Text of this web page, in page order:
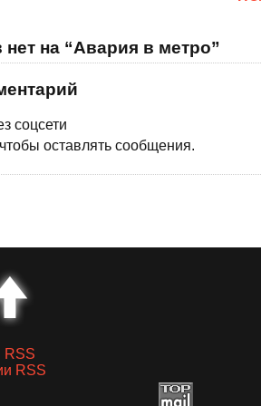
на “Авария в метро”
соцсети
чтобы оставлять сообщения.
RSS
RSS